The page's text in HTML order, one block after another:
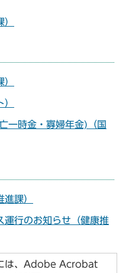
一時金・寡婦年金)（国
課）
運行のお知らせ（健康推
は、Adobe Acrobat